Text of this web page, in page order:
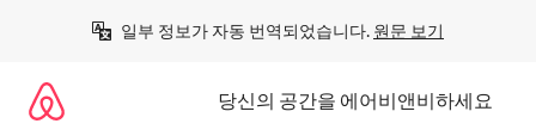
일부 정보가 자동 번역되었습니다. 원문 보기
당신의 공간을 에어비앤비하세요